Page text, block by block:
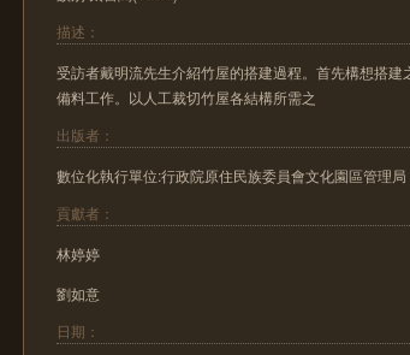
描述：
受訪者戴明流先生介紹竹屋的搭建過程。首先構想搭
備料工作。以人工裁切竹屋各結構所需之
出版者：
數位化執行單位:行政院原住民族委員會文化園區管理局
貢獻者：
林婷婷
劉如意
日期：